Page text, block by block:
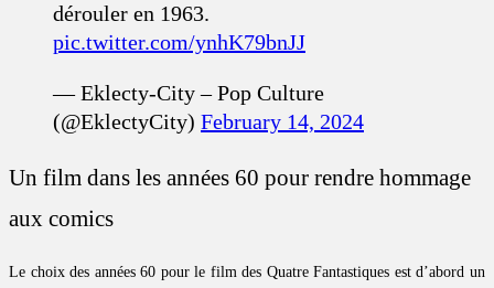
dérouler en 1963.
pic.twitter.com/ynhK79bnJJ
— Eklecty-City – Pop Culture
(@EklectyCity) February 14, 2024
Un film dans les années 60 pour rendre hommage
aux comics
Le choix des années 60 pour le film des Quatre Fantastiques est d’abord un